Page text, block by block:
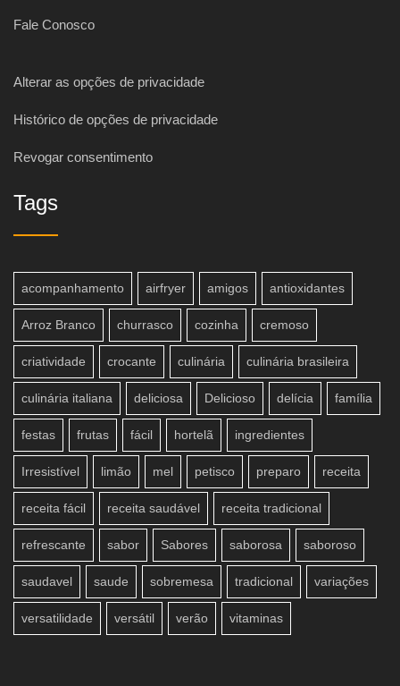
Fale Conosco
Alterar as opções de privacidade
Histórico de opções de privacidade
Revogar consentimento
Tags
acompanhamento airfryer amigos antioxidantes
Arroz Branco churrasco cozinha cremoso
criatividade crocante culinária culinária brasileira
culinária italiana deliciosa Delicioso delícia família
festas frutas fácil hortelã ingredientes
Irresistível limão mel petisco preparo receita
receita fácil receita saudável receita tradicional
refrescante sabor Sabores saborosa saboroso
saudavel saude sobremesa tradicional variações
versatilidade versátil verão vitaminas